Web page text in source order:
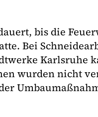
bis die
Bei
Karlsruhe
wurden nicht